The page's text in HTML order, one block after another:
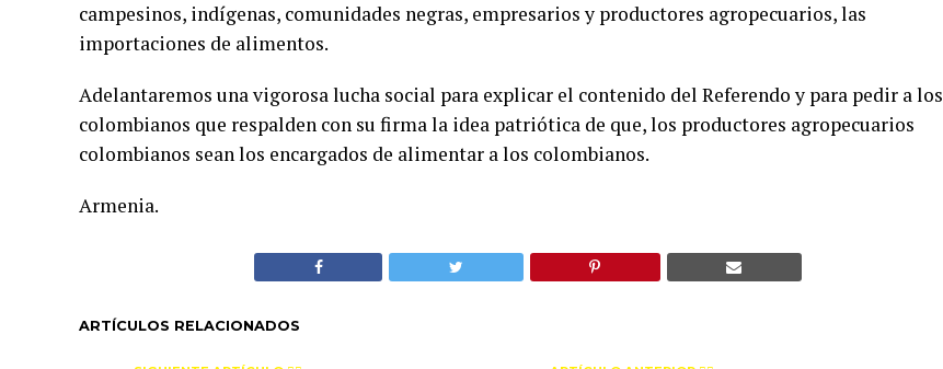
campesinos, indígenas, comunidades negras, empresarios y productores agropecuarios, las
importaciones de alimentos.
Adelantaremos una vigorosa lucha social para explicar el contenido del Referendo y para pedir a los
colombianos que respalden con su firma la idea patriótica de que, los productores agropecuarios
colombianos sean los encargados de alimentar a los colombianos.
Armenia.
ARTÍCULOS RELACIONADOS